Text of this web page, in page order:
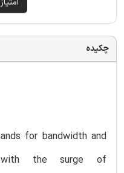
چکیده
for bandwidth and
with the surge of